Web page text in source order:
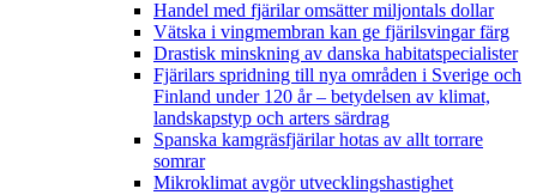
Handel med fjärilar omsätter miljontals dollar
Vätska i vingmembran kan ge fjärilsvingar färg
Drastisk minskning av danska habitatspecialister
Fjärilars spridning till nya områden i Sverige och
Finland under 120 år– betydelsen av klimat,
landskapstyp och arters särdrag
Spanska kamgräsfjärilar hotas av allt torrare
somrar
Mikroklimat avgör utvecklingshastighet